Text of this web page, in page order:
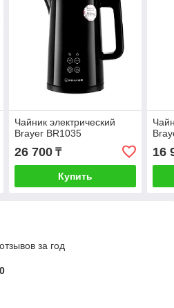
Чайник электрический
Brayer BR1035
26 700₸
Купить
16
за год